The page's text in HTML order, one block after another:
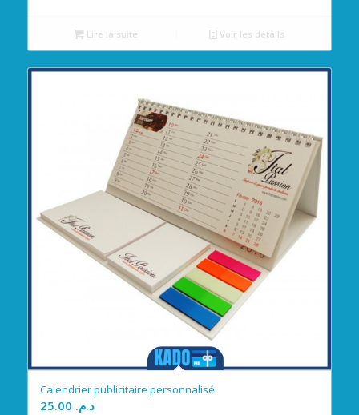
Lire la suite Voir les détails
Calendrier publicitaire personnalisé
د.م.